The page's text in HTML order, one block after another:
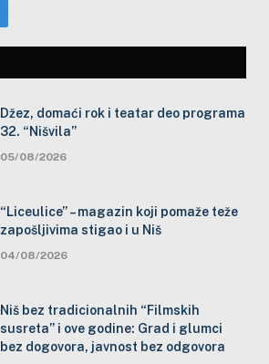
Džez, domaći rok i teatar deo programa
32. “Nišvila”
05/08/2026
“Liceulice” – magazin koji pomaže teže
zapošljivima stigao i u Niš
04/08/2026
Niš bez tradicionalnih “Filmskih
susreta” i ove godine: Grad i glumci
bez dogovora, javnost bez odgovora